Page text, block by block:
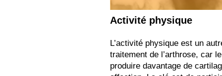
Activité physique
L’activité physique est un
traitement de l’arthrose, car
produire davantage de